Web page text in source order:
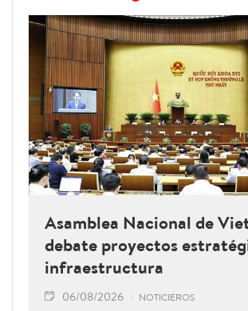
Asamblea Nacional de
debate proyectos
infraestructura
06/08/2026 NOTICIEROS